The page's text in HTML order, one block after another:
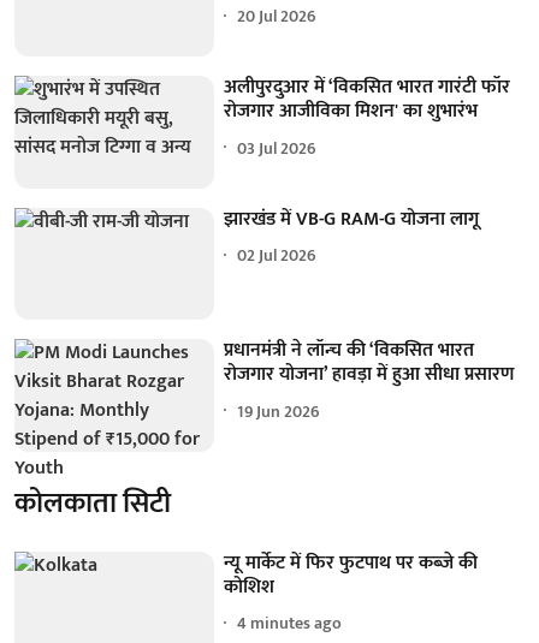
20 Jul 2026
अलीपुरदुआर में ‘विकसित भारत गारंटी फॉर
रोजगार आजीविका मिशन' का शुभारंभ
03 Jul 2026
झारखंड में VB-G RAM-G योजना लागू
02 Jul 2026
प्रधानमंत्री ने लॉन्च की ‘विकसित भारत
रोजगार योजना’ हावड़ा में हुआ सीधा प्रसारण
19 Jun 2026
कोलकाता सिटी
न्यू मार्केट में फिर फुटपाथ पर कब्जे की
कोशिश
4 minutes ago